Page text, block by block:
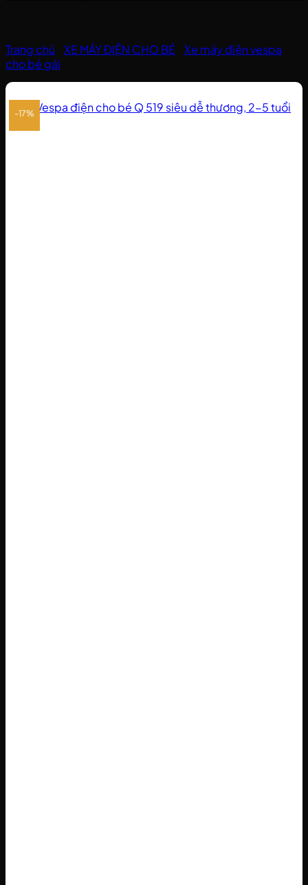
Trang chủ XE MÁY ĐIỆN CHO BÉ
Xe máy điện vespa
cho bé gái
-17%